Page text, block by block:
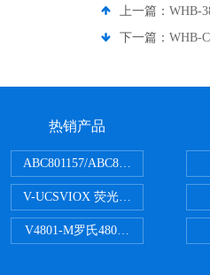
上一篇： WHB-
下一篇： WHB-
热销产品
ABC801157/ABC801506ABC常规
V-UCSVIOX 荧光定量封板膜
V4801-M罗氏480适配96孔板 PCR